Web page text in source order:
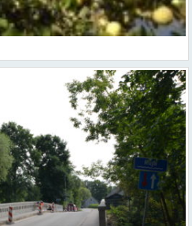
tiltus – šogad remontēs piecus